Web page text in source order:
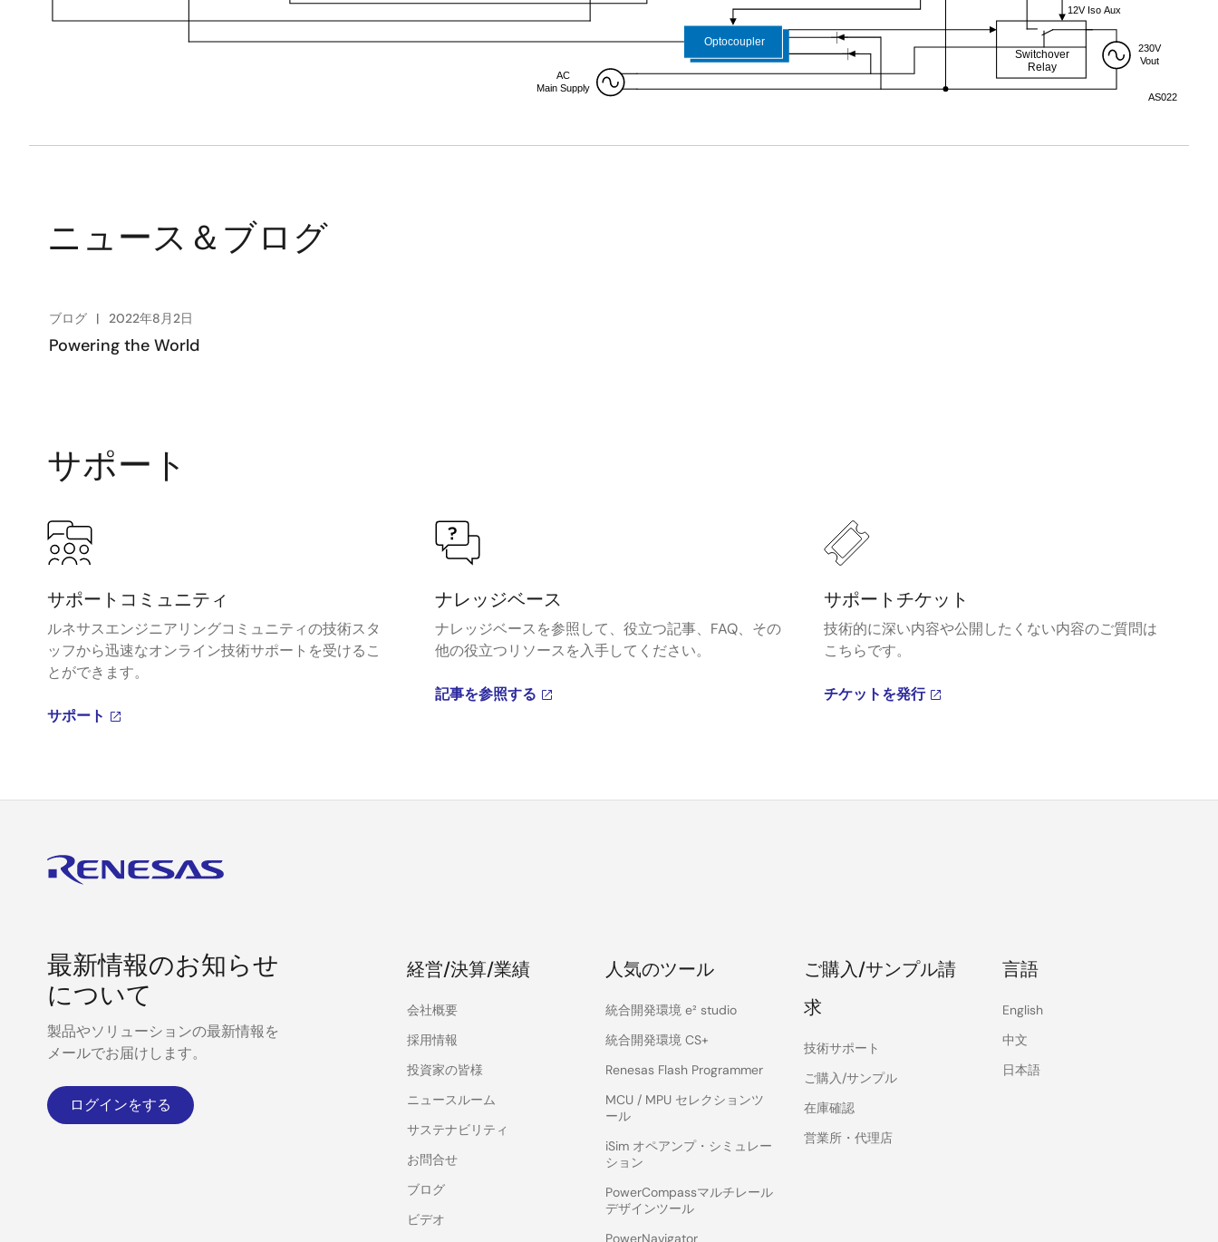
Optocoupler
AS022
12V Iso Aux
230V
Vout
AC
Main Supply
Switchover
Relay
ニュース＆ブログ
ブログ 2022年8月2日
Powering the World
サポート
サポートコミュニティ
ルネサスエンジニアリングコミュニティの技術スタ
ッフから迅速なオンライン技術サポートを受けるこ
とができます。
サポート
ナレッジベース
ナレッジベースを参照して、役立つ記事、FAQ、その
他の役立つリソースを入手してください。
記事を参照する
サポートチケット
技術的に深い内容や公開したくない内容のご質問は
こちらです。
チケットを発行
最新情報のお知らせ
について
製品やソリューションの最新情報を
メールでお届けします。
ログインをする
経営/決算/業績
会社概要
採用情報
投資家の皆様
ニュースルーム
サステナビリティ
お問合せ
ブログ
ビデオ
人気のツール
統合開発環境 e² studio
統合開発環境 CS+
Renesas Flash Programmer
MCU / MPU セレクションツ
ール
iSim オペアンプ・シミュレー
ション
PowerCompassマルチレール
デザインツール
PowerNavigator
ご購入/サンプル請
求
技術サポート
ご購入/サンプル
在庫確認
営業所・代理店
言語
English
中文
日本語